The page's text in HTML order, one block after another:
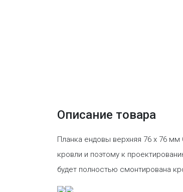
Описание товара
Планка ендовы верхняя 76 х 76 мм
кровли и поэтому к
будет полностью смонтирована